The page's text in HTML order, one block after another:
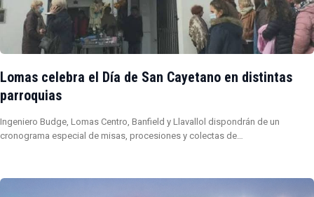
Lomas celebra el Día de San Cayetano en distintas
parroquias
Ingeniero Budge, Lomas Centro, Banfield y Llavallol dispondrán de un
cronograma especial de misas, procesiones y colectas de…